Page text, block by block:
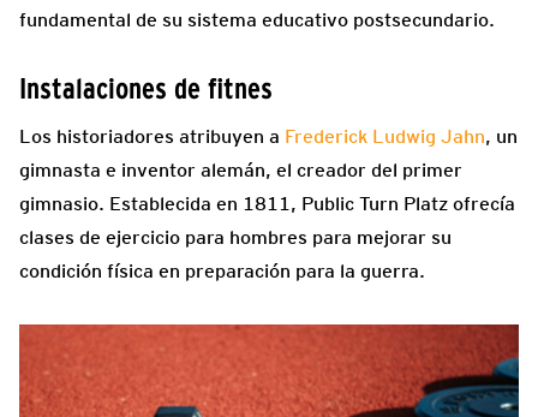
fundamental de su sistema educativo postsecundario.
Instalaciones de fitnes
Los historiadores atribuyen a Frederick Ludwig Jahn, un
gimnasta e inventor alemán, el creador del primer
gimnasio. Establecida en 1811, Public Turn Platz ofrecía
clases de ejercicio para hombres para mejorar su
condición física en preparación para la guerra.